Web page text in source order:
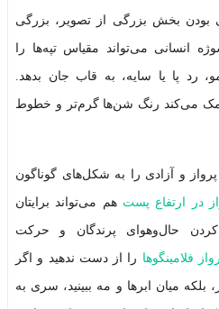
بودن بخش بزرگی از تصویر، بزرگی
انسانی می‌تواند مقیاس تپه‌ها را
پا یا سایه، به قاب جان بدهد.
می‌کند رنگ شن‌ها گرم‌تر و خطوط
و آزادی را به شکل‌های گوناگون
در ارتفاع پست هم می‌تواند برایتان
کردن حال‌وهوای پرندگان و حرکت
فلامینگوها را از دست ندهید و اگر
بلکه میان ابرها و مه ببینید، سری به